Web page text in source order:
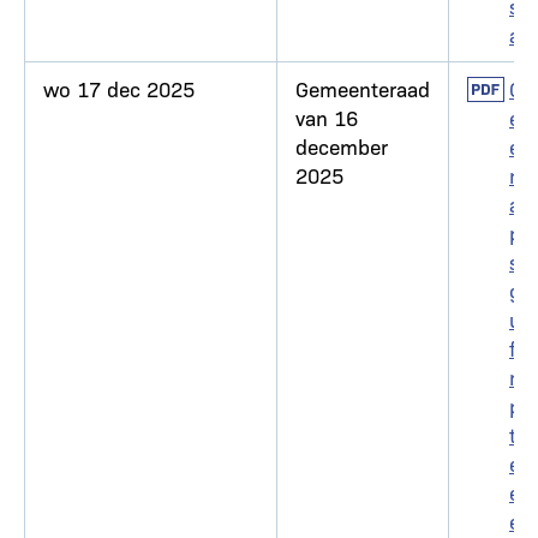
aar
wo 17 dec 2025
Gemeenteraad
van 16
december
2025
Go
ng
sin
g
uni
for
m
tier
egl
em
ent